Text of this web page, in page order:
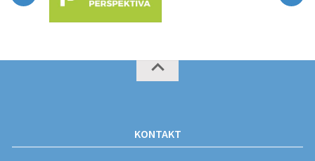
KONTAKT